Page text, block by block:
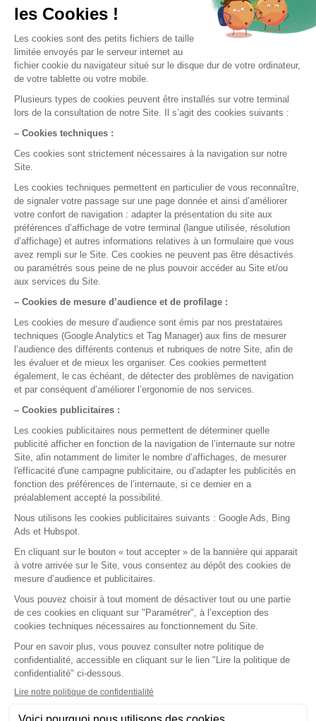
En mettant au point l’application médecin DrSanté,
nous vous offrons la possibilité d’accéder à certaines
fonctionnalités de notre solution logicielle, et ce,
même lorsque vous n’êtes pas sur votre lieu de travail.
Démo en ligne
Prêt à nous essayer ?
Essayez gratuitement ou demandez une démo
Test gratuit
La gestion médicale,
version smart !
Pour qui
Médecin généraliste
Médecin spécialiste
Paramédicaux
Fournisseurs
Nos solutions
Fonctionnalités
Application mobile
Ségur du numérique
Notre société
Nos agréments
Nos partenaires